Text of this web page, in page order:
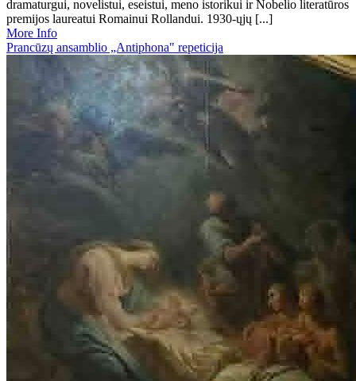
dramaturgui, novelistui, eseistui, meno istorikui ir Nobelio literatūros
premijos laureatui Romainui Rollandui. 1930-ųjų [...]
More Info
Prancūzų ansamblio „Antiphona" repeticija